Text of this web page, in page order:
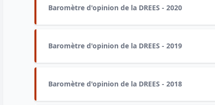
Baromètre d'opinion de la DREES - 2020
Baromètre d'opinion de la DREES - 2019
Baromètre d'opinion de la DREES - 2018